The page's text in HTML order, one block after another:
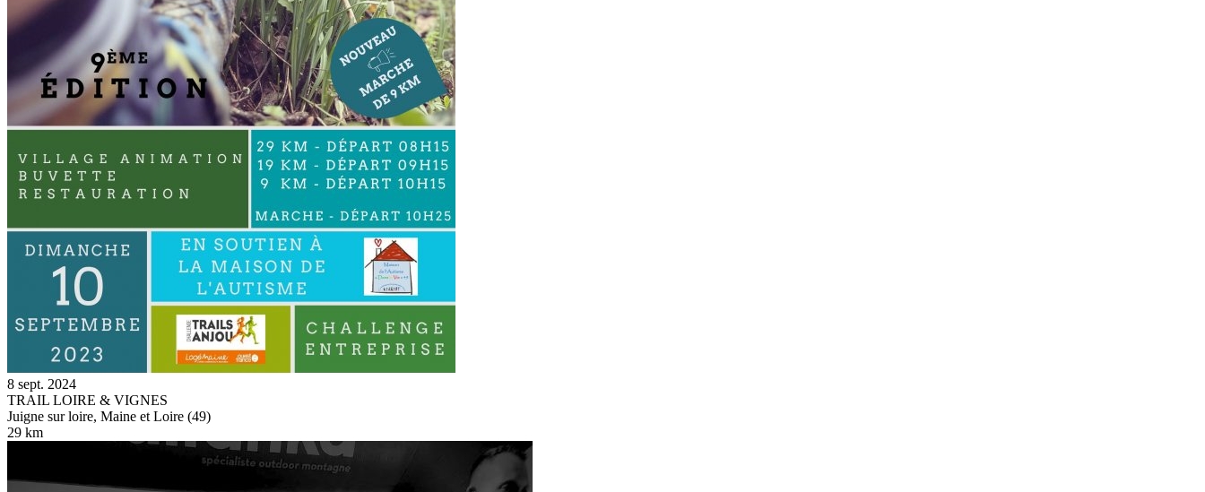
8 sept. 2024
TRAIL LOIRE & VIGNES
Juigne sur loire, Maine et Loire (49)
29 km